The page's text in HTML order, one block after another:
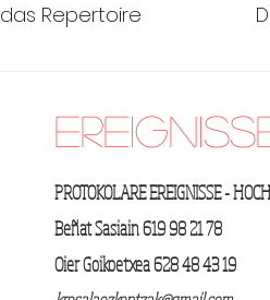
das Repertoire
PROTOKOLARE EREIGNISSE -
Beñat Sasiain 619 98 21 78
Oier Goikoetxea 628 48 43 19